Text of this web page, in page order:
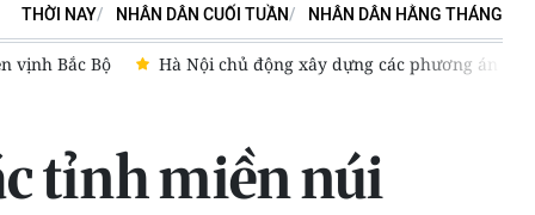
THỜI NAY NHÂN DÂN CUỐI TUẦN NHÂN DÂN HẰNG THÁNG
án phòng, chống thiên tai Áp thấp nhiệt đới trên vịnh
tỉnh miền núi